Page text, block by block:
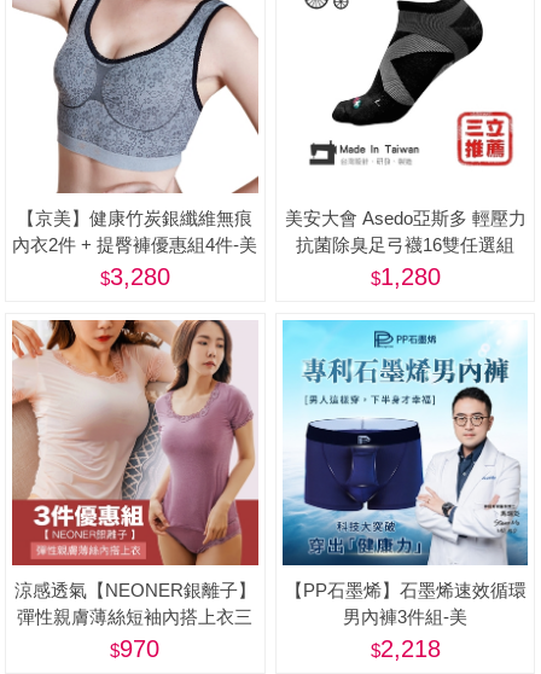
【京美】健康竹炭銀纖維無痕
內衣2件 + 提臀褲優惠組4件-美
3,280
美安大會 Asedo亞斯多 輕壓力
抗菌除臭足弓襪16雙任選組
(男女適用、One size)-美
1,280
涼感透氣【NEONER銀離子】
彈性親膚薄絲短袖內搭上衣三
件特惠組-美
970
【PP石墨烯】石墨烯速效循環
男內褲3件組-美
2,218